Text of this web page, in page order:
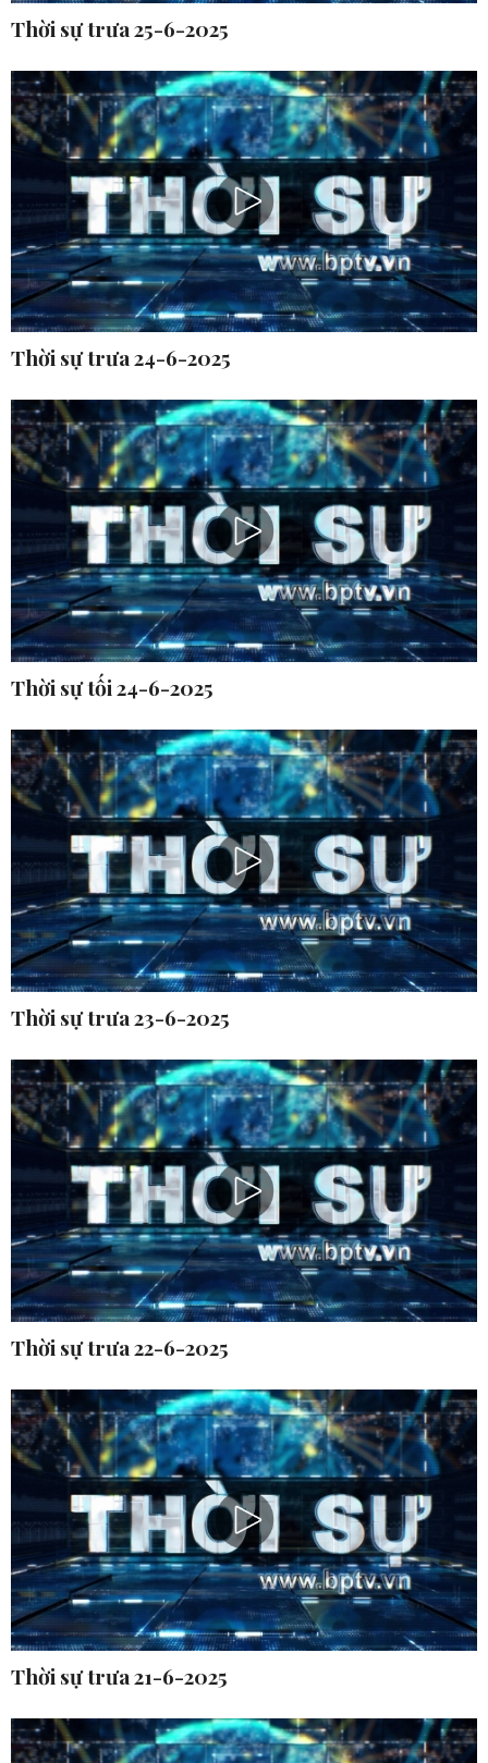
Thời sự trưa 25-6-2025
Thời sự trưa 24-6-2025
Thời sự tối 24-6-2025
Thời sự trưa 23-6-2025
Thời sự trưa 22-6-2025
Thời sự trưa 21-6-2025